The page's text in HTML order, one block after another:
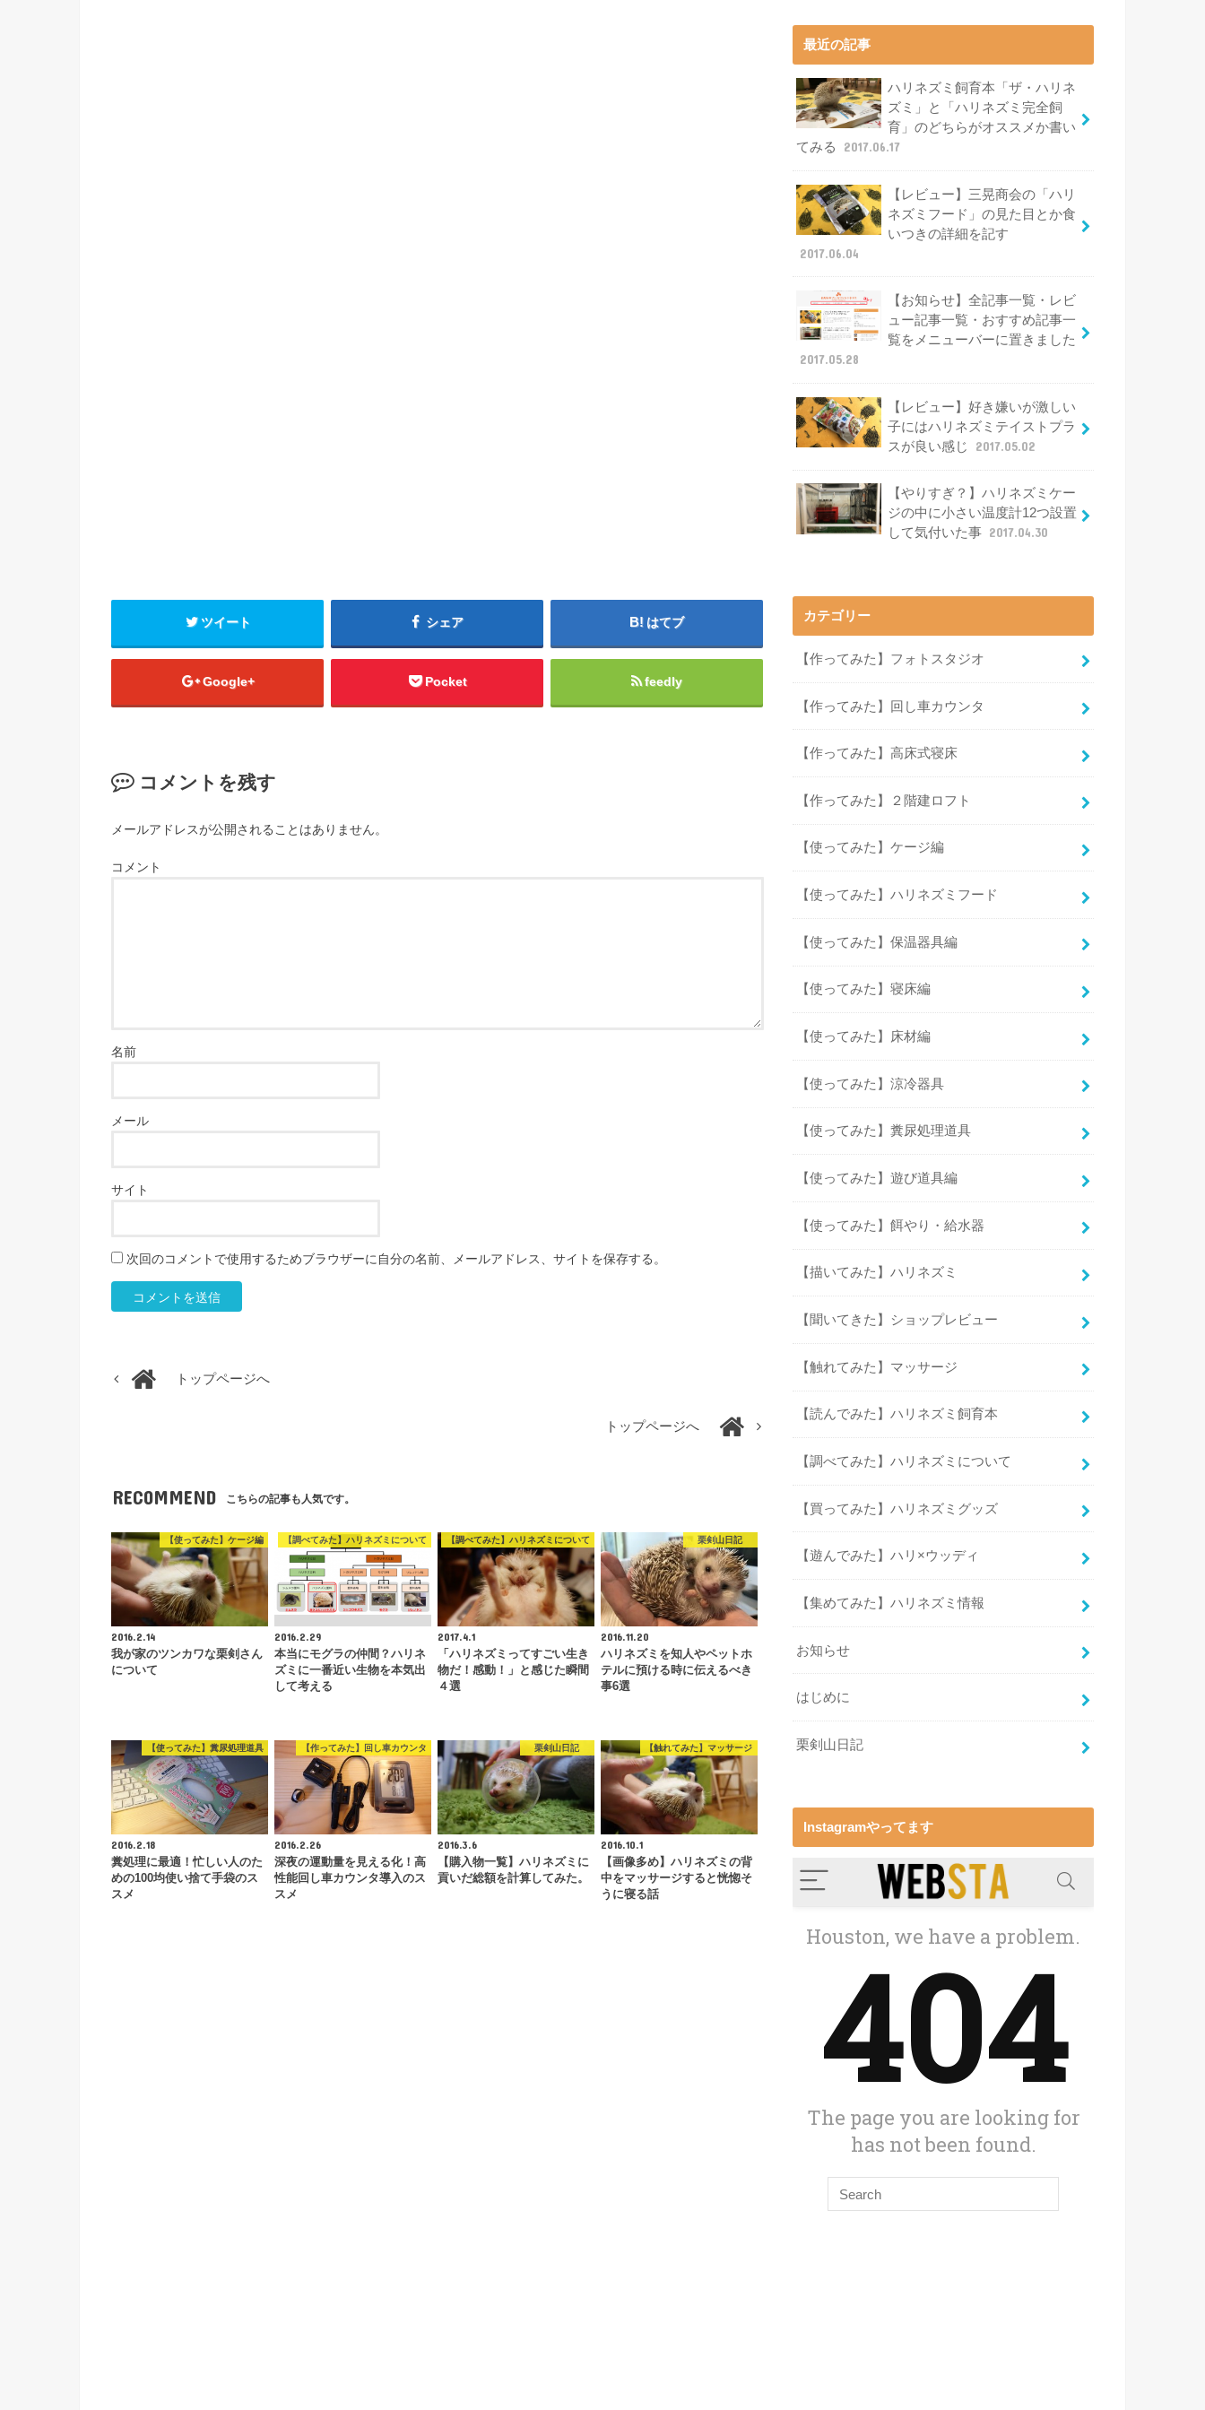
ツイート シェア はてブ
Google+ Pocket feedly
コメントを残す
メールアドレスが公開されることはありません。
コメント
名前
メール
サイト
次回のコメントで使用するためブラウザーに自分の名前、メールアドレス、サイトを保存する。
トップページへ
トップページへ
RECOMMEND こちらの記事も人気です。
【使ってみた】ケージ編
2016.2.14
我が家のツンカワな栗剣さん
について
【調べてみた】ハリネズミについて
2016.2.29
本当にモグラの仲間？ハリネ
ズミに一番近い生物を本気出
して考える
【調べてみた】ハリネズミについて
2017.4.1
「ハリネズミってすごい生き
物だ！感動！」と感じた瞬間
４選
栗剣山日記
2016.11.20
ハリネズミを知人やペットホ
テルに預ける時に伝えるべき
事6選
【使ってみた】糞尿処理道具
2016.2.18
糞処理に最適！忙しい人のた
めの100均使い捨て手袋のス
スメ
【作ってみた】回し車カウンタ
2016.2.26
深夜の運動量を見える化！高
性能回し車カウンタ導入のス
スメ
栗剣山日記
2016.3.6
【購入物一覧】ハリネズミに
貢いだ総額を計算してみた。
【触れてみた】マッサージ
2016.10.1
【画像多め】ハリネズミの背
中をマッサージすると恍惚そ
うに寝る話
最近の記事
ハリネズミ飼育本「ザ・ハリネ
ズミ」と「ハリネズミ完全飼
育」のどちらがオススメか書い
てみる
2017.06.17
【レビュー】三晃商会の「ハリ
ネズミフード」の見た目とか食
いつきの詳細を記す
2017.06.04
【お知らせ】全記事一覧・レビ
ュー記事一覧・おすすめ記事一
覧をメニューバーに置きました
2017.05.28
【レビュー】好き嫌いが激しい
子にはハリネズミテイストプラ
スが良い感じ
2017.05.02
【やりすぎ？】ハリネズミケー
ジの中に小さい温度計12つ設置
して気付いた事 2017.04.30
カテゴリー
【作ってみた】フォトスタジオ
【作ってみた】回し車カウンタ
【作ってみた】高床式寝床
【作ってみた】２階建ロフト
【使ってみた】ケージ編
【使ってみた】ハリネズミフード
【使ってみた】保温器具編
【使ってみた】寝床編
【使ってみた】床材編
【使ってみた】涼冷器具
【使ってみた】糞尿処理道具
【使ってみた】遊び道具編
【使ってみた】餌やり・給水器
【描いてみた】ハリネズミ
【聞いてきた】ショップレビュー
【触れてみた】マッサージ
【読んでみた】ハリネズミ飼育本
【調べてみた】ハリネズミについて
【買ってみた】ハリネズミグッズ
【遊んでみた】ハリ×ウッディ
【集めてみた】ハリネズミ情報
お知らせ
はじめに
栗剣山日記
Instagramやってます